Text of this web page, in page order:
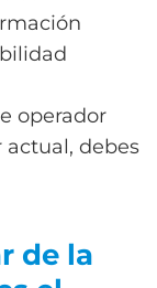
operador
debes
de la